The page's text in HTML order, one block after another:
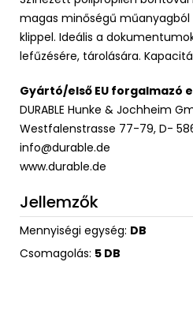
magas minőségű
klippel. Ideális a
lefűzésére, tárolására.
Gyártó/első EU forgalmazó
DURABLE Hunke & Jochheim
Westfalenstrasse 77-79, D-
info@durable.de
www.durable.de
Jellemzők
Mennyiségi egység: DB
Csomagolás: 5 DB